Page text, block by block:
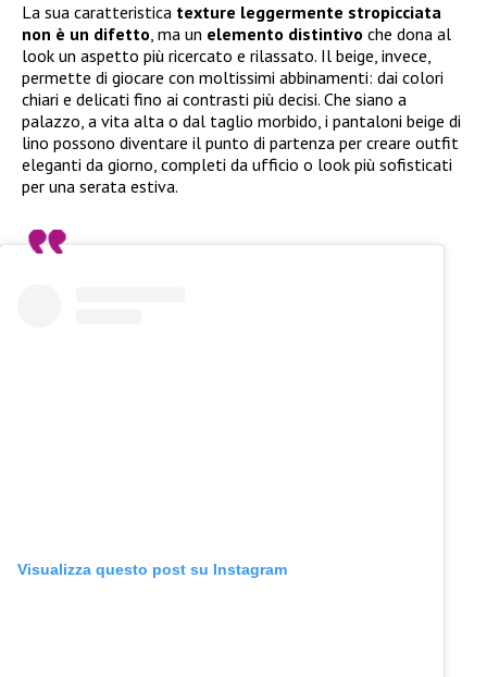
La sua caratteristica texture leggermente stropicciata
non è un difetto, ma un elemento distintivo che dona al
look un aspetto più ricercato e rilassato. Il beige, invece,
permette di giocare con moltissimi abbinamenti: dai colori
chiari e delicati fino ai contrasti più decisi. Che siano a
palazzo, a vita alta o dal taglio morbido, i pantaloni beige di
lino possono diventare il punto di partenza per creare outfit
eleganti da giorno, completi da ufficio o look più sofisticati
per una serata estiva.
Visualizza questo post su Instagram